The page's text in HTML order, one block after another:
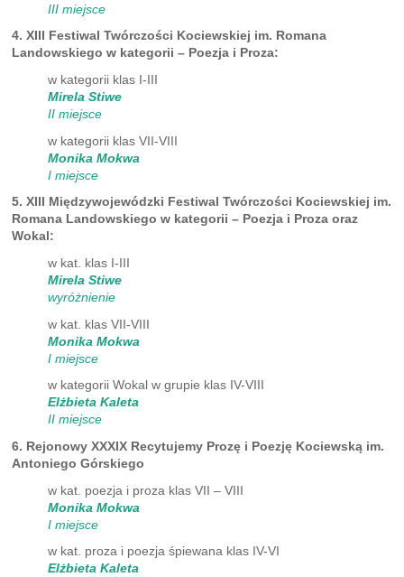
III miejsce
4.XIII Festiwal Twórczości Kociewskiej im. Romana
Landowskiego w kategorii – Poezja i Proza:
w kategorii klas I-III
Mirela Stiwe
II miejsce
w kategorii klas VII-VIII
Monika Mokwa
I miejsce
5. XIII Międzywojewódzki Festiwal Twórczości Kociewskiej im.
Romana Landowskiego w kategorii – Poezja i Proza oraz
Wokal:
w kat. klas I-III
Mirela Stiwe
wyróżnienie
w kat. klas VII-VIII
Monika Mokwa
I miejsce
w kategorii Wokal w grupie klas IV-VIII
Elżbieta Kaleta
II miejsce
6. Rejonowy XXXIX Recytujemy Prozę i Poezję Kociewską im.
Antoniego Górskiego
w kat. poezja i proza klas VII – VIII
Monika Mokwa
I miejsce
w kat. proza i poezja śpiewana klas IV-VI
Elżbieta Kaleta